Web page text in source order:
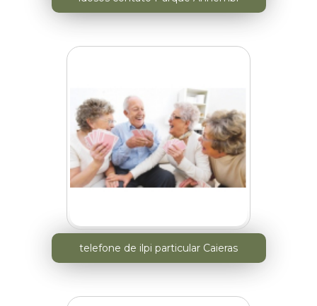
telefone de ilpi particular Caieras